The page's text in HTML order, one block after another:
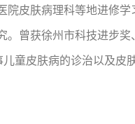
院皮肤病理科等地进修学
。曾获徐州市科技进步奖
童皮肤病的诊治以及皮